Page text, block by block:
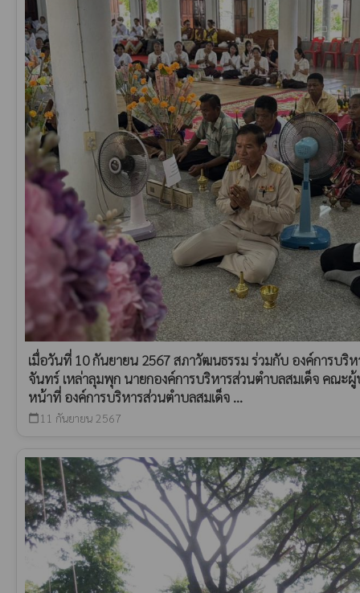
เมื่อวันที่ 10 กันยายน 2567 สภาวัฒนธรรม ร่วมกับ องค์การบริ
จันทร์ เหล่าลุมพุก นายกองค์การบริหารส่วนตำบลสมเด็จ คณะผู้
หน้าที่ องค์การบริหารส่วนตำบลสมเด็จ ...
calendar_today 11 กันยายน 2567